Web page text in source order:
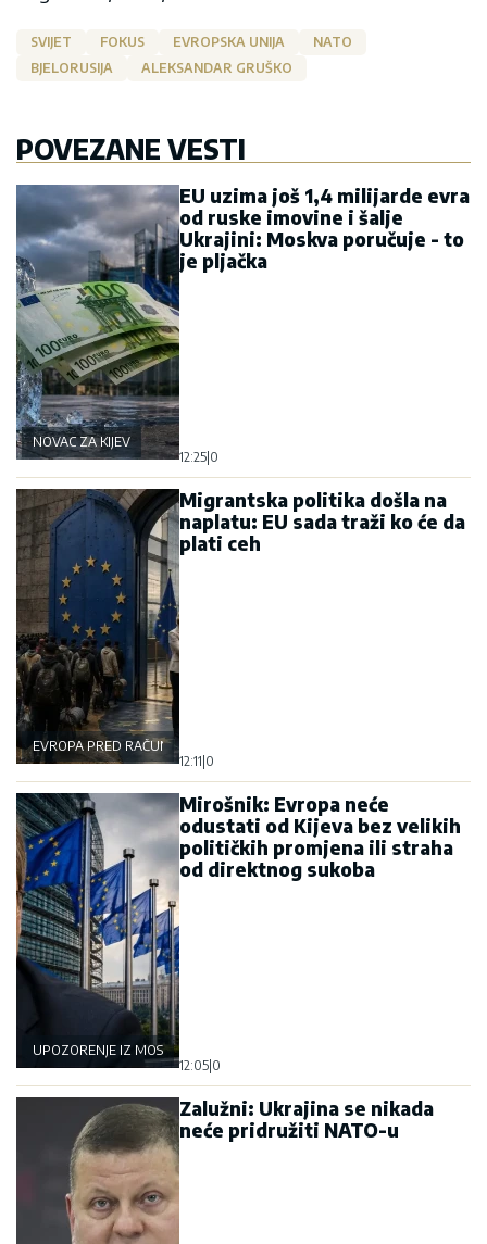
SVIJET FOKUS EVROPSKA UNIJA
NATO
BJELORUSIJA
ALEKSANDAR GRUŠKO
POVEZANE VESTI
NOVAC ZA KIJEV
EU uzima još 1,4 milijarde evra
od ruske imovine i šalje
Ukrajini: Moskva poručuje - to
je pljačka
12:25 0
EVROPA PRED RAČUNOM
Migrantska politika došla na
naplatu: EU sada traži ko će da
plati ceh
12:11 0
UPOZORENJE IZ MOSKVE
Mirošnik: Evropa neće
odustati od Kijeva bez velikih
političkih promjena ili straha
od direktnog sukoba
12:05 0
Zalužni: Ukrajina se nikada
neće pridružiti NATO-u